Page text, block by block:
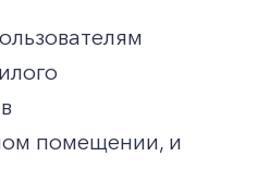
помещении, и